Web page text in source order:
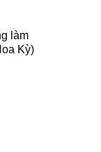
làm
Kỳ)